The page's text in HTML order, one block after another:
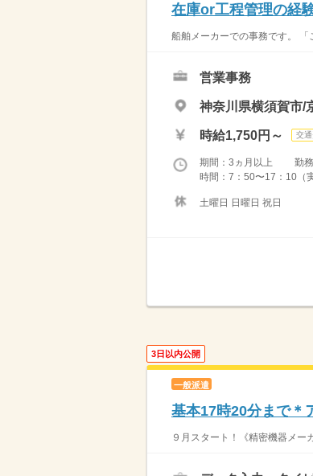
在庫or工程管理の経
船舶メーカーでの事務です。 「
営業事務
神奈川県横須賀市/
時給1,750円～ 交
期間：3ヵ月以上 勤務
時間：7：50〜17：10（
土曜日 日曜日 祝日
3日以内公開
一般派遣
基本17時20分まで＊
９月スタート！《精密機器メ